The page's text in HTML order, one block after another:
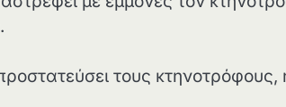
τους κτηνοτρόφους,